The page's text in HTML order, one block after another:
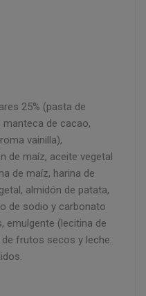
25% (pasta de
de cacao,
vainilla),
de maíz, aceite vegetal
de maíz, harina de
almidón de patata,
de sodio y carbonato
emulgente (lecitina de
frutos secos y leche.